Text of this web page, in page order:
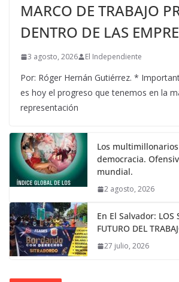
MARCO DE TRABAJO
DENTRO DE LAS
3 agosto, 2026 El Independiente
Por: Róger Hernán Gutiérrez. *
es hoy el progreso que tenemos en la
representación
Los
democracia.
mundial.
2 agosto, 2026
En El Salvador: LOS
FUTURO DEL
27 julio, 2026